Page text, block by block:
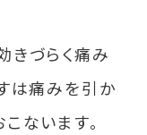
づらく痛み
は痛みを引か
ないます。